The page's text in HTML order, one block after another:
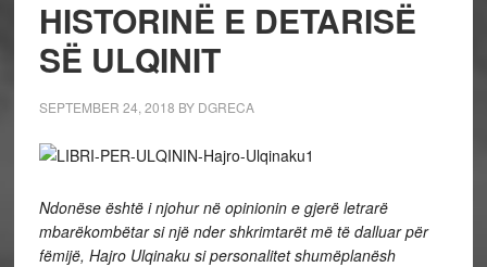
HISTORINË E DETARISË
SË ULQINIT
SEPTEMBER 24, 2018 BY DGRECA
Ndonëse është i njohur në opinionin e gjerë letrarë
mbarëkombëtar si një nder shkrimtarët më të dalluar për
fëmijë, Hajro Ulqinaku si personalitet shumëplanësh